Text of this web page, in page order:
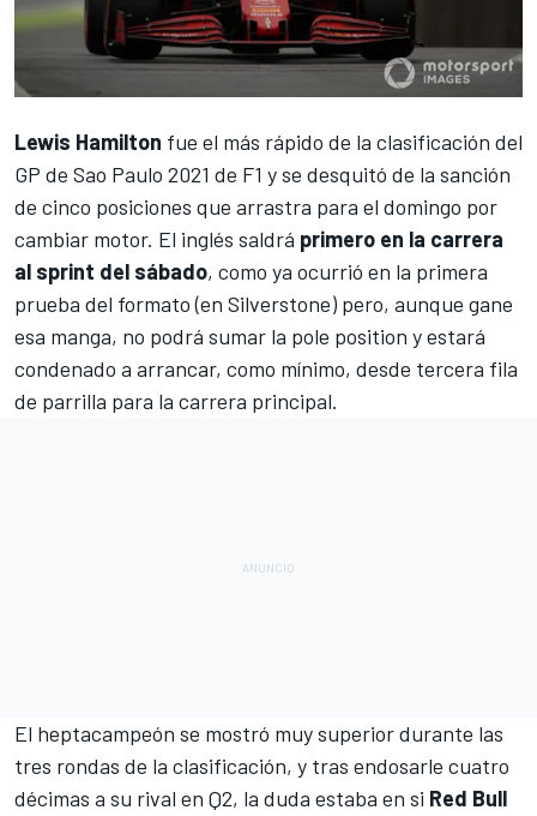
Lewis Hamilton fue el más rápido de la clasificación del
GP de Sao Paulo 2021 de F1 y se desquitó de la sanción
de cinco posiciones que arrastra para el domingo por
cambiar motor. El inglés saldrá primero en la carrera
al sprint del sábado, como ya ocurrió en la primera
prueba del formato (en Silverstone) pero, aunque gane
esa manga, no podrá sumar la pole position y estará
condenado a arrancar, como mínimo, desde tercera fila
de parrilla para la carrera principal.
El heptacampeón se mostró muy superior durante las
tres rondas de la clasificación, y tras endosarle cuatro
décimas a su rival en Q2, la duda estaba en si Red Bull